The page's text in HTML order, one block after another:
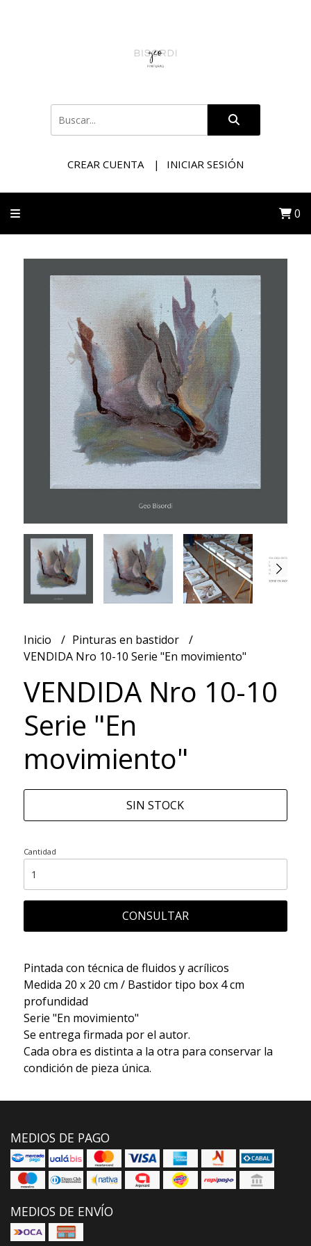
CREAR CUENTA INICIAR SESIÓN
0
Inicio
Pinturas en bastidor
VENDIDA Nro 10-10 Serie "En movimiento"
VENDIDA Nro 10-10
Serie "En
movimiento"
SIN STOCK
Cantidad
CONSULTAR
Pintada con técnica de fluidos y acrílicos
Medida 20 x 20 cm / Bastidor tipo box 4 cm
profundidad
Serie "En movimiento"
Se entrega firmada por el autor.
Cada obra es distinta a la otra para conservar la
condición de pieza única.
MEDIOS DE PAGO
MEDIOS DE ENVÍO